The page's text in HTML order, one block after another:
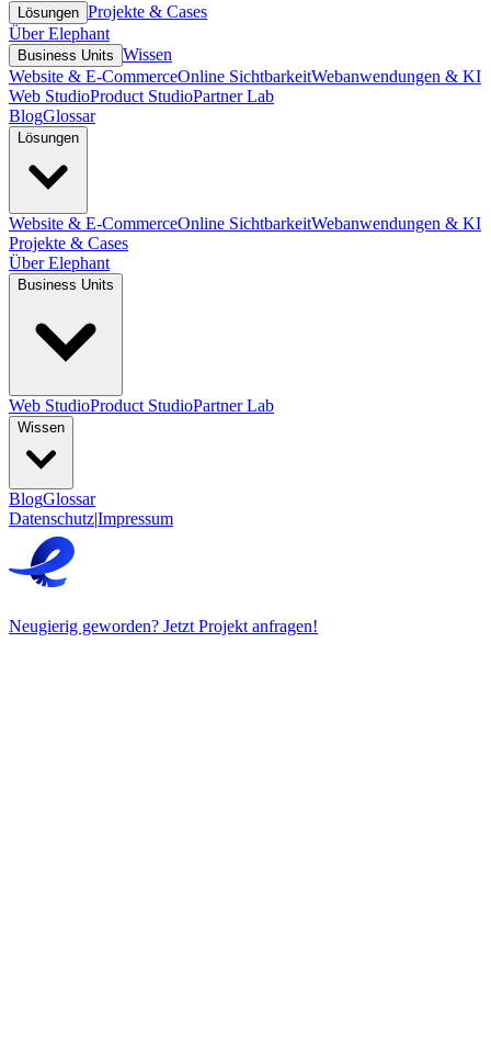
Lösungen Projekte & Cases
Über Elephant
Business Units Wissen
Website & E-CommerceOnline SichtbarkeitWebanwendungen & KI
Web StudioProduct StudioPartner Lab
BlogGlossar
Lösungen
Website & E-CommerceOnline SichtbarkeitWebanwendungen & KI
Projekte & Cases
Über Elephant
Business Units
Web StudioProduct StudioPartner Lab
Wissen
BlogGlossar
Datenschutz|Impressum
Neugierig geworden? Jetzt Projekt anfragen!